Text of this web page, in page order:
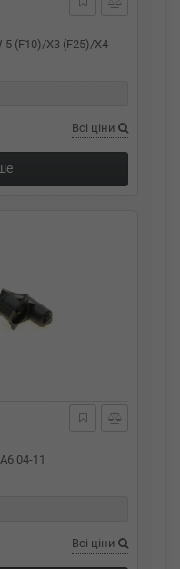
5 (F10)/X3 (F25)/X4
Всі ціни
04-11
Всі ціни